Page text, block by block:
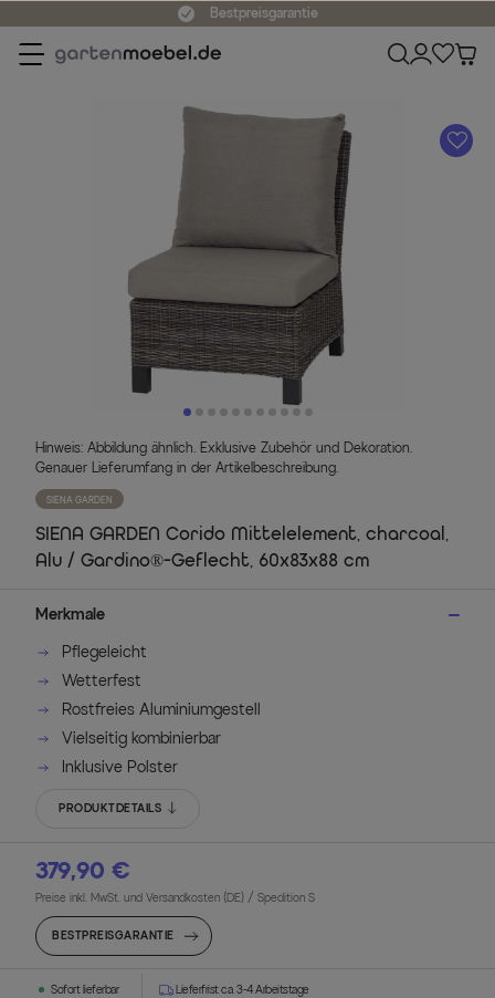
Bestpreisgarantie
A
Hinweis: Abbildung ähnlich. Exklusive Zubehör und Dekoration.
Genauer Lieferumfang in der Artikelbeschreibung.
SIENA GARDEN
SIENA GARDEN Corido Mittelelement, charcoal,
Alu / Gardino®-Geflecht, 60x83x88 cm
Merkmale
Pflegeleicht
Wetterfest
Rostfreies Aluminiumgestell
Vielseitig kombinierbar
Inklusive Polster
PRODUKTDETAILS
379,90 €
Preise inkl. MwSt. und Versandkosten (DE) / Spedition S
BESTPREISGARANTIE
Sofort lieferbar Lieferfrist ca. 3-4 Arbeitstage